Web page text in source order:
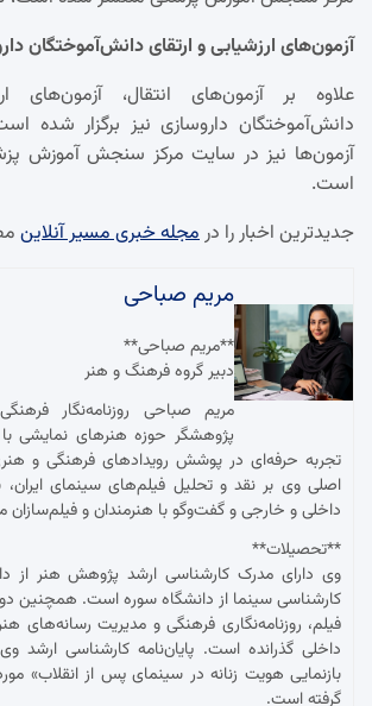
آزمون‌های ارزشیابی و ارتقای دانش‌آموختگان
علاوه بر آزمون‌های انتقال، آزمون‌های
دانش‌آموختگان داروسازی نیز برگزار شده
آزمون‌ها نیز در سایت مرکز سنجش آموزش
است.
جدیدترین اخبار را درمجله خبری مسیر آنلاین
مریم صباحی
**مریم صباحی**
دبیر گروه فرهنگ و هنر
مریم صباحی روزنامه‌نگار
پژوهشگر حوزه هنرهای نمایشی
تجربه حرفه‌ای در پوشش رویدادهای فرهنگی و
اصلی وی بر نقد و تحلیل فیلم‌های سینمای
داخلی و خارجی و گفت‌وگو با هنرمندان و
**تحصیلات**
وی دارای مدرک کارشناسی ارشد پژوهش هنر از
کارشناسی سینما از دانشگاه سوره است. همچنین
فیلم، روزنامه‌نگاری فرهنگی و مدیریت رسانه‌های
داخلی گذرانده است. پایان‌نامه کارشناسی ارشد
بازنمایی هویت زنانه در سینمای پس از انقلاب»
گرفته است.